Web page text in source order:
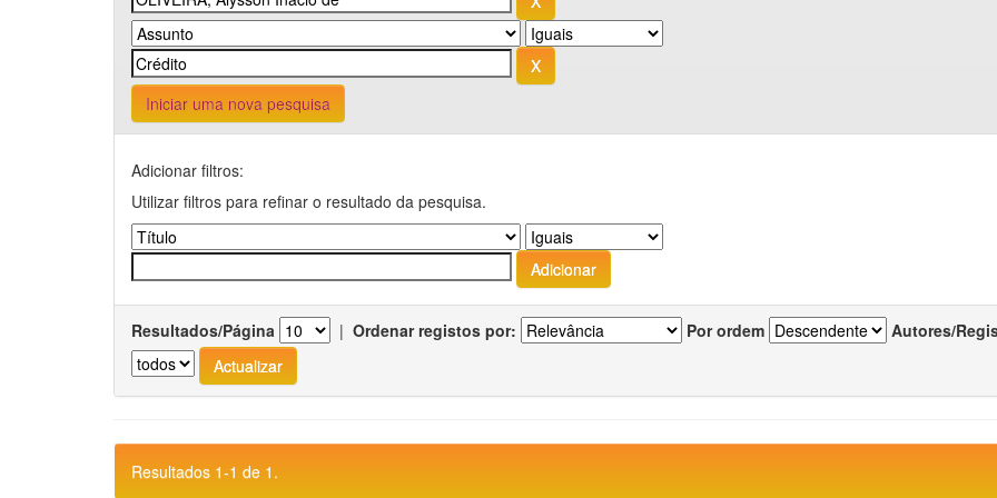
Iniciar uma nova pesquisa
Adicionar filtros:
Utilizar filtros para refinar o resultado da pesquisa.
Resultados/Página | Ordenar registos por: Por ordem Autores/
Resultados 1-1 de 1.